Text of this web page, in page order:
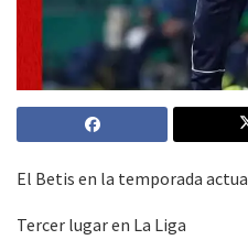
El Betis en la temporada
Tercer lugar en La Liga